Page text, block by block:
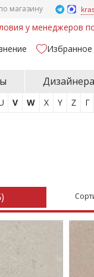
магазину
у менеджеров
Избранное
V W X Y Z Г
)